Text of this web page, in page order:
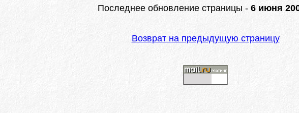
Последнее обновление страницы - 6 июня
Возврат на предыдущую страницу